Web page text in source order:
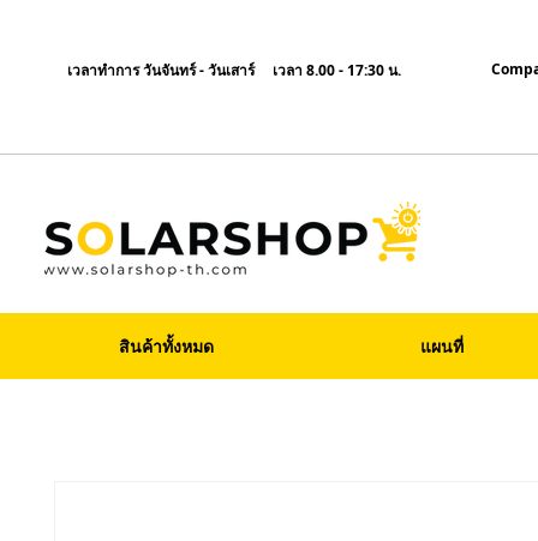
เวลาทำการ วันจันทร์ - วันเสาร์ เวลา 8.00 - 17:30 น.
สินค้าทั้งหมด แผนที่